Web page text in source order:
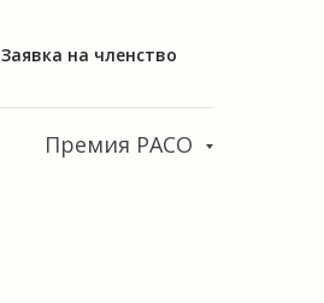
Заявка на членство
Премия РАСО